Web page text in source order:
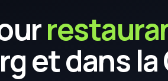
et dans la